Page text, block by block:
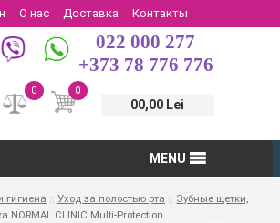
О нас Доставка
Контакты
Возврат
022 000 277
+373 78 776 776
0
00,00 Lei
0
MENU
гигиена Уход за полостью рта
Зубные щетки,
NORMAL CLINIC Multi-Protection